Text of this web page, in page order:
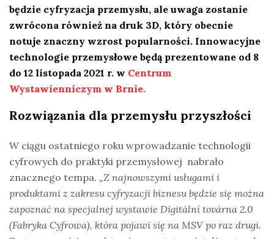
będzie cyfryzacja przemysłu, ale uwaga zostanie
zwrócona również na druk 3D, który obecnie
notuje znaczny wzrost popularności. Innowacyjne
technologie przemysłowe będą prezentowane od 8
do 12 listopada 2021 r. w Centrum
Wystawienniczym w Brnie.
Rozwiązania dla przemysłu przyszłości
W ciągu ostatniego roku wprowadzanie technologii
cyfrowych do praktyki przemysłowej nabrało
znacznego tempa. „Z najnowszymi usługami i
produktami z zakresu cyfryzacji biznesu będzie się można
zapoznać na specjalnej wystawie Digitální továrna 2.0
(Fabryka Cyfrowa), która pojawi się na MSV po raz drugi.